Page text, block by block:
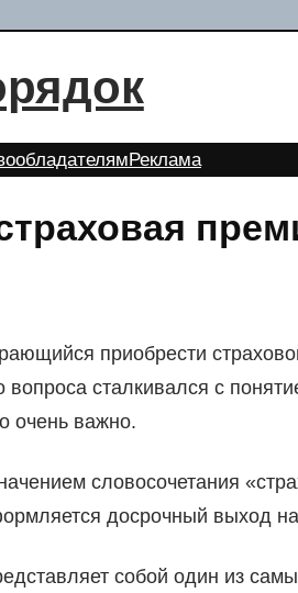
Реклама
приобрести
вопроса сталкивался с
очень важно.
словосочетания
досрочный выход
собой один из